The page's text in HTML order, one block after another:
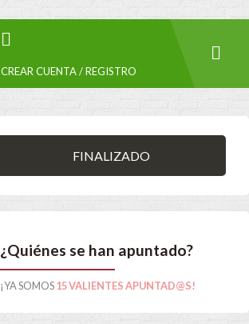
CREAR CUENTA / REGISTRO
FINALIZADO
¿Quiénes se han apuntado?
¡YA SOMOS15 VALIENTES APUNTAD@S!